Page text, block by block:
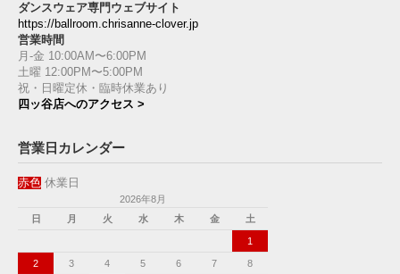
ダンスウェア専門ウェブサイト
https://ballroom.chrisanne-clover.jp
営業時間
月-金 10:00AM〜6:00PM
土曜 12:00PM〜5:00PM
祝・日曜定休・臨時休業あり
四ッ谷店へのアクセス >
営業日カレンダー
赤色 休業日
2026年8月
日
月 火 水 木 金 土
1
2 3 4 5 6 7 8